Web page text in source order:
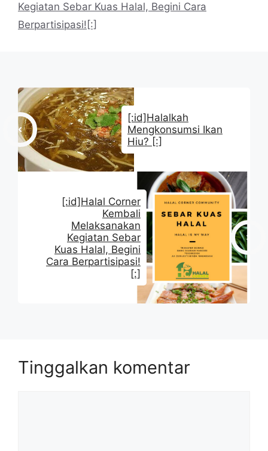
Kegiatan Sebar Kuas Halal, Begini Cara
Berpartisipasi![:]
[:id]Halalkah
Mengkonsumsi Ikan
Hiu? [:]
[:id]Halal Corner
Kembali
Melaksanakan
Kegiatan Sebar
Kuas Halal, Begini
Cara Berpartisipasi!
[:]
Tinggalkan komentar